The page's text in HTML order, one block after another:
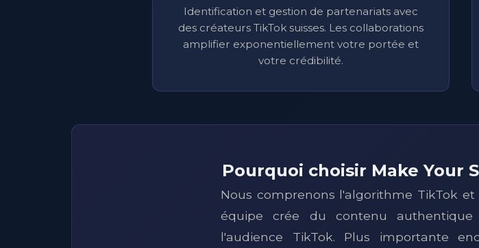
Identification et gestion de partenariats avec
des créateurs TikTok suisses. Les collaborations
amplifier exponentiellement votre portée et
votre crédibilité.
Pourquoi choisir Make Your
Nous comprenons l'algorithme TikTok
équipe crée du contenu
l'audience TikTok. Plus importante